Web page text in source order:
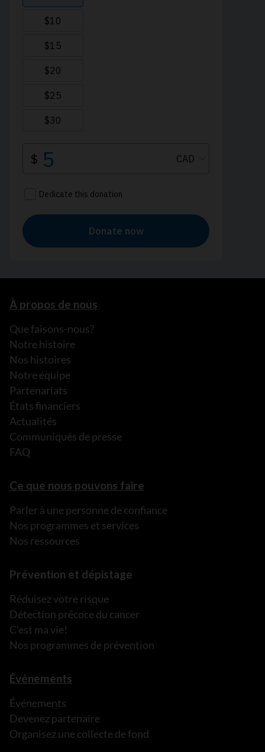
À propos de nous
Que faisons-nous?
Notre histoire
Nos histoires
Notre équipe
Partenariats
États financiers
Actualités
Communiqués de presse
FAQ
Ce que nous pouvons faire
Parler à une personne de confiance
Nos programmes et services
Nos ressources
Prévention et dépistage
Réduisez votre risque
Détection précoce du cancer
C’est ma vie!
Nos programmes de prévention
Événements
Événements
Devenez partenaire
Organisez une collecte de fond